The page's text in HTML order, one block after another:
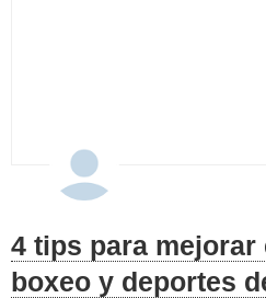
4 tips para mejorar
boxeo y deportes